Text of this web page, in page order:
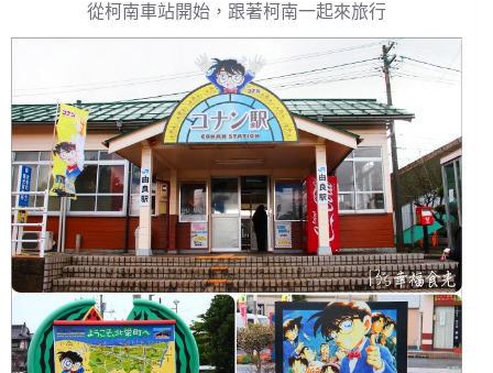
從柯南車站開始，跟著柯南一起來旅行